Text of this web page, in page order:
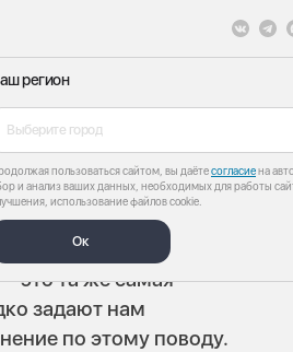
регион
Выберите город
пользоваться сайтом, вы даётесогласиена
и анализ ваших данных, необходимых для работы
использование файлов cookie.
Ок
крана?
это та же самая
задают нам
по этому поводу.